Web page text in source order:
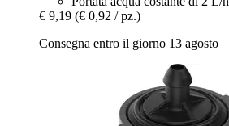
€ 9,19 (€ 0,92 / pz.)
Consegna entro il giorno 13 agosto